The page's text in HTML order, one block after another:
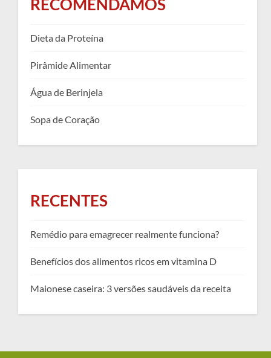
RECOMENDAMOS
Dieta da Proteína
Pirâmide Alimentar
Água de Berinjela
Sopa de Coração
RECENTES
Remédio para emagrecer realmente funciona?
Benefícios dos alimentos ricos em vitamina D
Maionese caseira: 3 versões saudáveis da receita